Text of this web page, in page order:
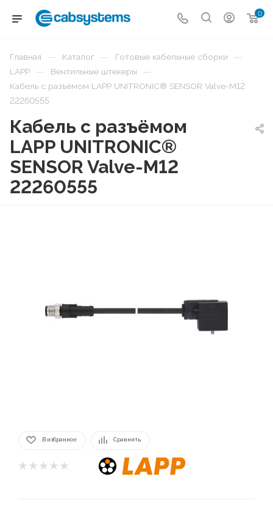
0
Главная — Каталог — Готовые кабельные сборки —
LAPP — Вентильные штекеры —
Кабель с разъёмом LAPP UNITRONIC® SENSOR Valve-M12
22260555
Кабель с разъёмом
LAPP UNITRONIC®
SENSOR Valve-M12
22260555
В избранное Сравнить